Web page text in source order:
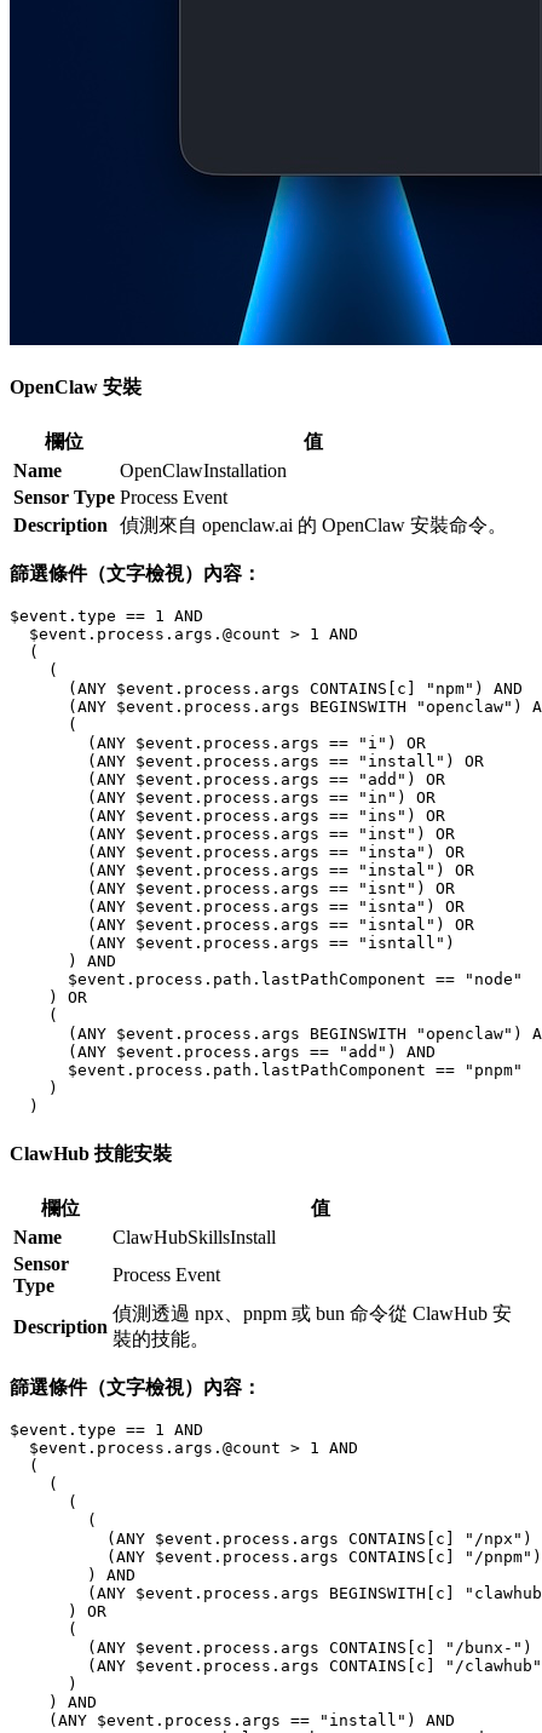
OpenClaw 安裝
欄位
值
Name
OpenClawInstallation
Sensor Type Process Event
Description 偵測來自 openclaw.ai 的 OpenClaw 安裝命令。
篩選條件（文字檢視）內容：
$event.type == 1 AND
  $event.process.args.@count > 1 AND
  (
    (
      (ANY $event.process.args CONTAINS[c] "npm") AND
(ANY $event.process.args BEGINSWITH "openclaw")
      (
        (ANY $event.process.args == "i") OR
        (ANY $event.process.args == "install") OR
        (ANY $event.process.args == "add") OR
        (ANY $event.process.args == "in") OR
        (ANY $event.process.args == "ins") OR
        (ANY $event.process.args == "inst") OR
        (ANY $event.process.args == "insta") OR
        (ANY $event.process.args == "instal") OR
        (ANY $event.process.args == "isnt") OR
        (ANY $event.process.args == "isnta") OR
        (ANY $event.process.args == "isntal") OR
        (ANY $event.process.args == "isntall")
      ) AND
      $event.process.path.lastPathComponent == "node"
    ) OR
    (
(ANY $event.process.args BEGINSWITH "openclaw")
      (ANY $event.process.args == "add") AND
      $event.process.path.lastPathComponent == "pnpm"
    )
ClawHub 技能安裝
欄位
值
Name
ClawHubSkillsInstall
Sensor
Type
Process Event
Description
偵測透過 npx、pnpm 或 bun 命令從 ClawHub 安
裝的技能。
篩選條件（文字檢視）內容：
$event.type == 1 AND
  $event.process.args.@count > 1 AND
  (
    (
      (
        (
(ANY $event.process.args CONTAINS[c] "/npx")
          (ANY $event.process.args CONTAINS[c] "/pnpm")
        ) AND
(ANY $event.process.args BEGINSWITH[c]
      ) OR
      (
(ANY $event.process.args CONTAINS[c] "/bunx-")
(ANY $event.process.args CONTAINS[c] "/
      )
    ) AND
    (ANY $event.process.args == "install") AND